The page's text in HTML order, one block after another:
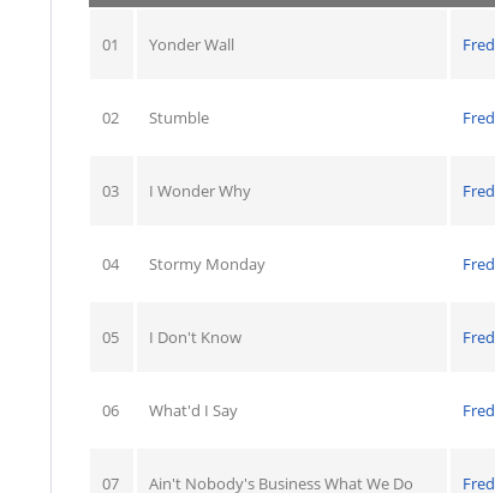
01 Yonder Wall
02 Stumble
03 I Wonder Why
04 Stormy Monday
05 I Don't Know
06 What'd I Say
07 Ain't Nobody's Business What We Do